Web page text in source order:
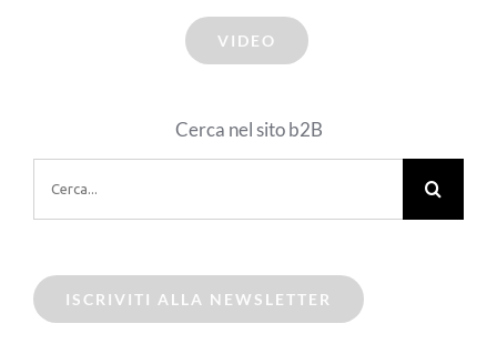
VIDEO
Cerca nel sito b2B
per:
ISCRIVITI ALLA NEWSLETTER